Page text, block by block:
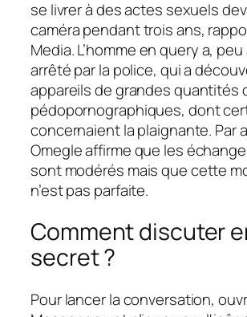
se livrer à des actes sexuels
caméra pendant trois ans,
Media. L’homme en query a,
arrêté par la police, qui a
appareils de grandes quantités
pédopornographiques, dont
concernaient la plaignante. Par
Omegle affirme que les
sont modérés mais que cette
n’est pas parfaite.
Comment discuter
secret ?
Pour lancer la conversation,